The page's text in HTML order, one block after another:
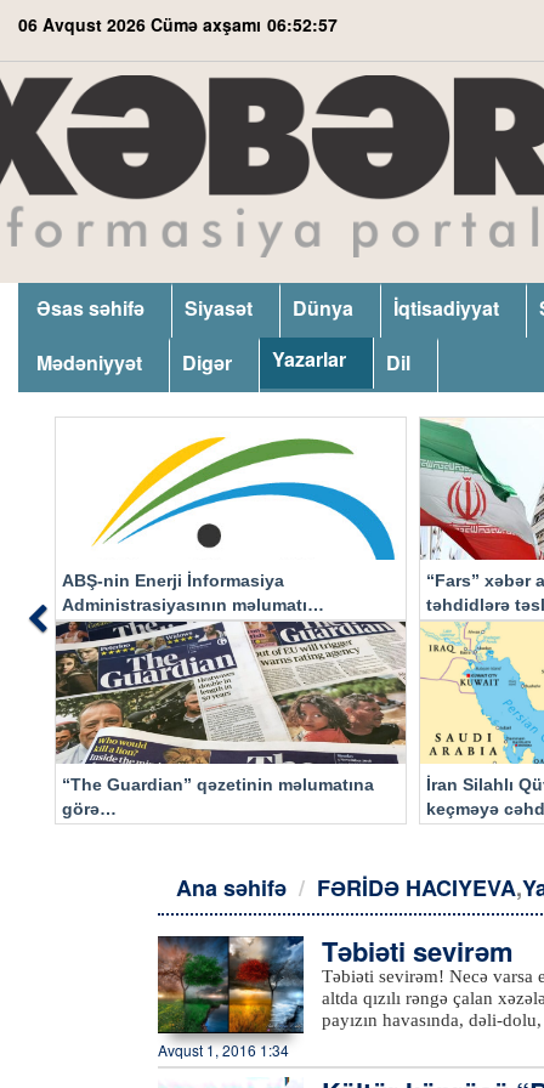
06 Avqust 2026 Cümə axşamı 06:52:57
Əsas səhifə Siyasət Dünya İqtisadiyyat
Mədəniyyət
Digər Yazarlar Dil
ABŞ-nin Enerji İnformasiya
Administrasiyasının məlumatı
əsasında…
“Fars” xəbər
təhdidlərə
“The Guardian” qəzetinin məlumatına
görə…
İran Silahlı
keçməyə
Previous
Ana səhifə FƏRİDƏ HACIYEVA,
Təbiəti sevirəm
Təbiəti sevirəm! Necə varsa
altda qızılı rəngə çalan
payızın havasında, dəli-
könülləri kövrəldər.Payız
Avqust 1, 2016 1:34